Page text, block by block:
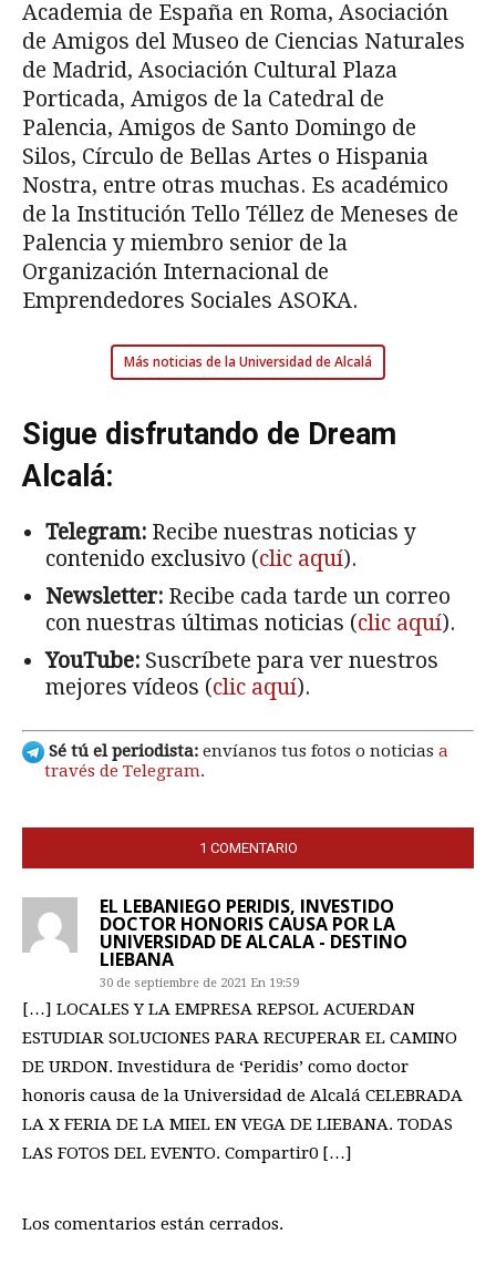
Academia de España en Roma, Asociación
de Amigos del Museo de Ciencias Naturales
de Madrid, Asociación Cultural Plaza
Porticada, Amigos de la Catedral de
Palencia, Amigos de Santo Domingo de
Silos, Círculo de Bellas Artes o Hispania
Nostra, entre otras muchas. Es académico
de la Institución Tello Téllez de Meneses de
Palencia y miembro senior de la
Organización Internacional de
Emprendedores Sociales ASOKA.
Más noticias de la Universidad de Alcalá
Sigue disfrutando de Dream
Alcalá:
Telegram: Recibe nuestras noticias y
contenido exclusivo (clic aquí).
Newsletter: Recibe cada tarde un correo
con nuestras últimas noticias (clic aquí).
YouTube: Suscríbete para ver nuestros
mejores vídeos (clic aquí).
Sé tú el periodista: envíanos tus fotos o noticias a
través de Telegram.
1 COMENTARIO
EL LEBANIEGO PERIDIS, INVESTIDO
DOCTOR HONORIS CAUSA POR LA
UNIVERSIDAD DE ALCALA - DESTINO
LIEBANA
30 de septiembre de 2021 En 19:59
[…] LOCALES Y LA EMPRESA REPSOL ACUERDAN
ESTUDIAR SOLUCIONES PARA RECUPERAR EL CAMINO
DE URDON. Investidura de ‘Peridis’ como doctor
honoris causa de la Universidad de Alcalá CELEBRADA
LA X FERIA DE LA MIEL EN VEGA DE LIEBANA. TODAS
LAS FOTOS DEL EVENTO. Compartir0 […]
Los comentarios están cerrados.